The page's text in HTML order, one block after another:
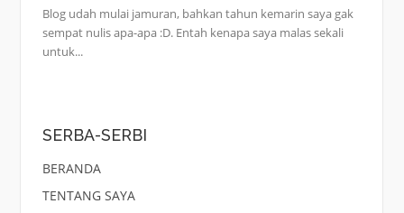
Blog udah mulai jamuran, bahkan tahun kemarin saya gak
sempat nulis apa-apa :D. Entah kenapa saya malas sekali
untuk...
SERBA-SERBI
BERANDA
TENTANG SAYA